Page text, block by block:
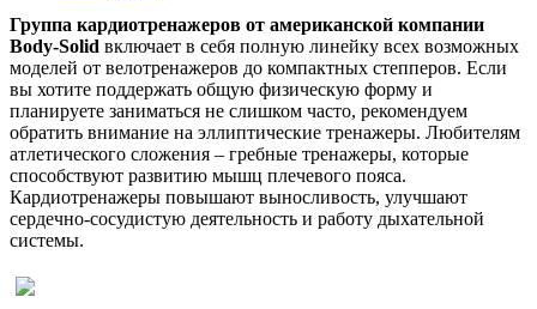
Группа кардиотренажеров от американской компании
Body-Solid включает в себя полную линейку всех возможных
моделей от велотренажеров до компактных степперов. Если
вы хотите поддержать общую физическую форму и
планируете заниматься не слишком часто, рекомендуем
обратить внимание на эллиптические тренажеры. Любителям
атлетического сложения – гребные тренажеры, которые
способствуют развитию мышц плечевого пояса.
Кардиотренажеры повышают выносливость, улучшают
сердечно-сосудистую деятельность и работу дыхательной
системы.